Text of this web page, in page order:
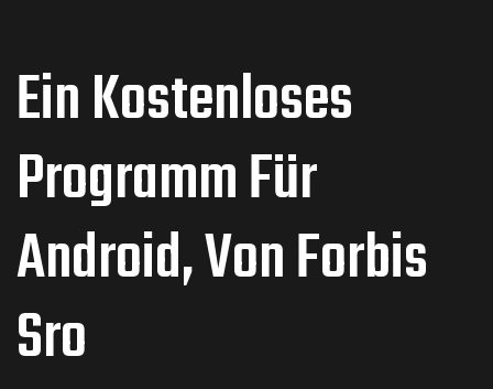
Ein Kostenloses
Programm Für
Android, Von Forbis
Sro